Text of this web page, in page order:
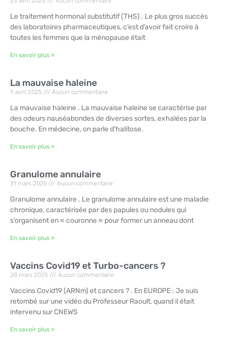
Le traitement hormonal substitutif (THS) . Le plus gros succès
des laboratoires pharmaceutiques, c’est d’avoir fait croire à
toutes les femmes que la ménopause était
En savoir plus »
La mauvaise haleine
9 avril 2025 Aucun commentaire
La mauvaise haleine . La mauvaise haleine se caractérise par
des odeurs nauséabondes de diverses sortes, exhalées par la
bouche. En médecine, on parle d’halitose.
En savoir plus »
Granulome annulaire
31 mars 2025 Aucun commentaire
Granulome annulaire . Le granulome annulaire est une maladie
chronique, caractérisée par des papules ou nodules qui
s’organisent en « couronne » pour former un anneau dont
En savoir plus »
Vaccins Covid19 et Turbo-cancers ?
28 mars 2025 Aucun commentaire
Vaccins Covid19 (ARNm) et cancers ? . En EUROPE : Je suis
retombé sur une vidéo du Professeur Raoult, quand il était
intervenu sur CNEWS
En savoir plus »